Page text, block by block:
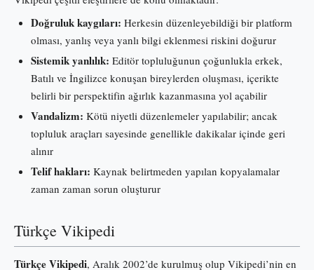
Doğruluk kaygıları: Herkesin düzenleyebildiği bir platform
olması, yanlış veya yanlı bilgi eklenmesi riskini doğurur
Sistemik yanlılık: Editör topluluğunun çoğunlukla erkek,
Batılı ve İngilizce konuşan bireylerden oluşması, içerikte
belirli bir perspektifin ağırlık kazanmasına yol açabilir
Vandalizm: Kötü niyetli düzenlemeler yapılabilir; ancak
topluluk araçları sayesinde genellikle dakikalar içinde geri
alınır
Telif hakları: Kaynak belirtmeden yapılan kopyalamalar
zaman zaman sorun oluşturur
Türkçe Vikipedi
Türkçe Vikipedi, Aralık 2002’de kurulmuş olup Vikipedi’nin en